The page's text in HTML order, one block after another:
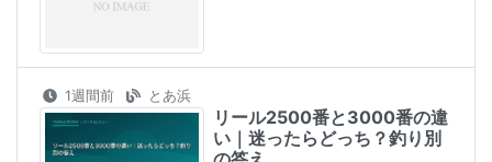
1週間前 とあ浜
リール2500番と3000番の違
い｜迷ったらどっち？釣り別